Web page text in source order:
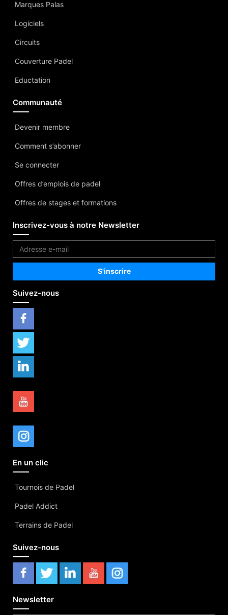
Marques Palas
Logiciels
Circuits
Couverture Padel
Eductation
Communauté
Devenir membre
Comment s’abonner
Se connecter
Offres d’emplois de padel
Offres de stages et formations
Inscrivez-vous à notre Newsletter
Suivez-nous
En un clic
Tournois de Padel
Padel Addict
Terrains de Padel
Suivez-nous
Newsletter